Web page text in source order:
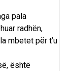
pala
radhën,
mbetet për t’u
është